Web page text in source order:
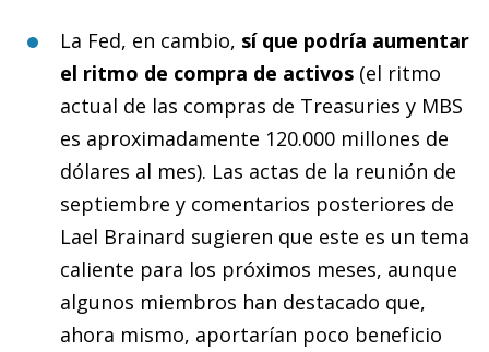
La Fed, en cambio, sí que podría aumentar
el ritmo de compra de activos (el ritmo
actual de las compras de Treasuries y MBS
es aproximadamente 120.000 millones de
dólares al mes). Las actas de la reunión de
septiembre y comentarios posteriores de
Lael Brainard sugieren que este es un tema
caliente para los próximos meses, aunque
algunos miembros han destacado que,
ahora mismo, aportarían poco beneficio